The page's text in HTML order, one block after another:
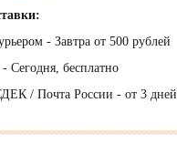
- Завтра от 500 рублей
Сегодня, бесплатно
/ Почта России - от 3 дней